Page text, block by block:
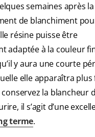
semaines après
de blanchiment
résine puisse être
adaptée à la couleur
y aura une courte
elle apparaîtra plus
conservez la blancheur
il s’agit d’une
terme.